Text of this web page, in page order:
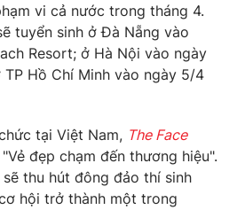
vi cả nước trong tháng 4.
tuyển sinh ở Đà Nẵng vào
Resort; ở Hà Nội vào ngày
Hồ Chí Minh vào ngày 5/4
tại Việt Nam, The Face
đẹp chạm đến thương hiệu".
thu hút đông đảo thí sinh
hội trở thành một trong